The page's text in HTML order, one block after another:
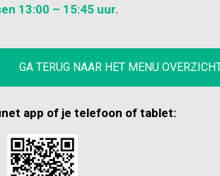
13:00 – 15:45 uur.
GA TERUG NAAR HET MENU
app of je telefoon of tablet: